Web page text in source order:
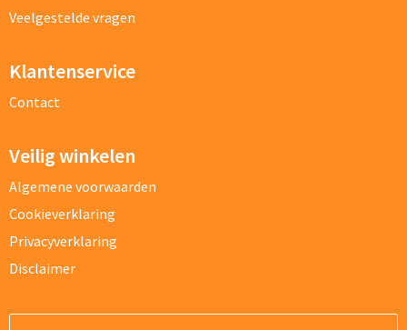
Veelgestelde vragen
Klantenservice
Contact
Veilig winkelen
Algemene voorwaarden
Cookieverklaring
Privacyverklaring
Disclaimer